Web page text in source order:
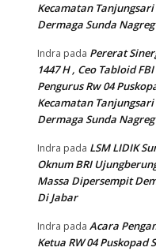
Kecamatan
Dermaga Sunda
Indra pada Pererat
1447 H , Ceo Tabloid
Pengurus Rw 04
Kecamatan
Dermaga Sunda
Indra pada LSM LIDIK
Oknum BRI
Massa Dipersempit
Di Jabar
Indra pada Acara
Ketua RW 04 Puskopad